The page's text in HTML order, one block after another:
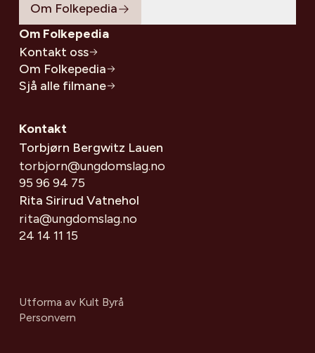
Om Folkepedia
Om Folkepedia
Kontakt oss
Om Folkepedia
Sjå alle filmane
Kontakt
Torbjørn Bergwitz Lauen
torbjorn@ungdomslag.no
95 96 94 75
Rita Sirirud Vatnehol
rita@ungdomslag.no
24 14 11 15
Utforma av Kult Byrå
Personvern